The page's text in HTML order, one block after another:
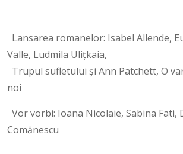
Lansarea romanelor: Isabel Allende,
Valle, Ludmila Ulițkaia,
Trupul sufletului și Ann Patchett, O
noi
Vor vorbi: Ioana Nicolaie, Sabina Fati,
Comănescu